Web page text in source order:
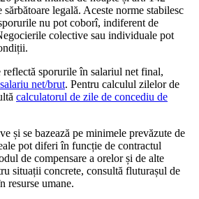
legală. Aceste norme stabilesc
nu pot coborî, indiferent de
colective sau individuale pot
reflectă sporurile în salariul net final,
net/brut. Pentru calculul zilelor de
calculatorul de zile de concediu de
și se bazează pe minimele prevăzute de
pot diferi în funcție de contractul
de compensare a orelor și de alte
situații concrete, consultă fluturașul de
resurse umane.